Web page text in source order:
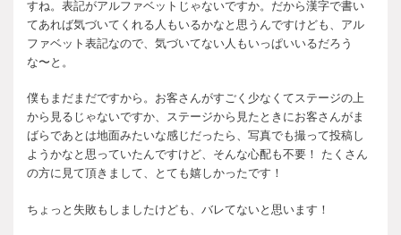
すね。表記がアルファベットじゃないですか。だから漢字で書い
てあれば気づいてくれる人もいるかなと思うんですけども、アル
ファベット表記なので、気づいてない人もいっぱいいるだろう
な〜と。
僕もまだまだですから。お客さんがすごく少なくてステージの上
から見るじゃないですか、ステージから見たときにお客さんがま
ばらであとは地面みたいな感じだったら、写真でも撮って投稿し
ようかなと思っていたんですけど、そんな心配も不要！ たくさん
の方に見て頂きまして、とても嬉しかったです！
ちょっと失敗もしましたけども、バレてないと思います！